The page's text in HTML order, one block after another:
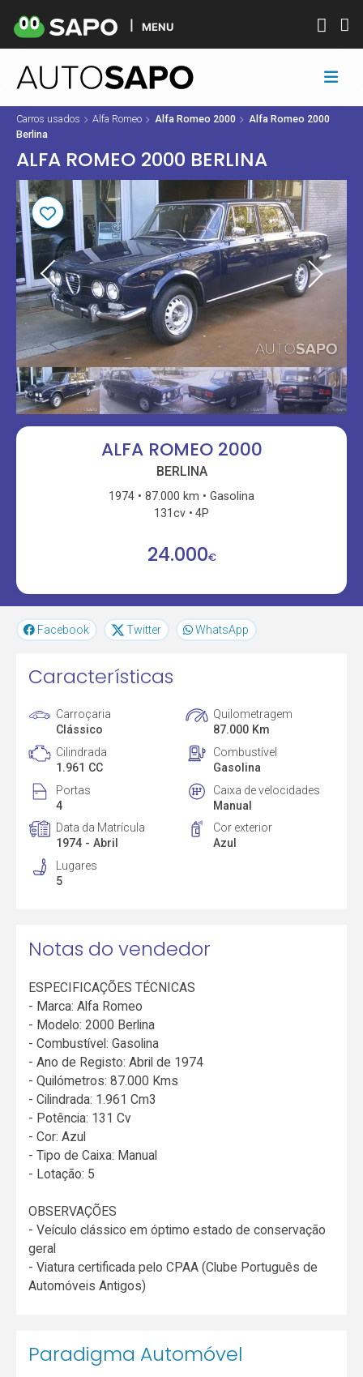
MENU
Carros usados Alfa Romeo Alfa Romeo 2000
Alfa Romeo 2000
Berlina
ALFA ROMEO 2000 BERLINA
ALFA ROMEO 2000
BERLINA
1974 87.000 km
Gasolina
131cv
4P
24.000€
Facebook Twitter WhatsApp
Características
Carroçaria
Clássico
Quilometragem
87.000 Km
Cilindrada
1.961 CC
Combustível
Gasolina
Portas
4
Caixa de velocidades
Manual
Data da Matrícula
1974 - Abril
Cor exterior
Azul
Lugares
5
Notas do vendedor
ESPECIFICAÇÕES TÉCNICAS
- Marca: Alfa Romeo
- Modelo: 2000 Berlina
- Combustível: Gasolina
- Ano de Registo: Abril de 1974
- Quilómetros: 87.000 Kms
- Cilindrada: 1.961 Cm3
- Potência: 131 Cv
- Cor: Azul
- Tipo de Caixa: Manual
- Lotação: 5
OBSERVAÇÕES
- Veículo clássico em óptimo estado de conservação
geral
- Viatura certificada pelo CPAA (Clube Português de
Automóveis Antigos)
Paradigma Automóvel